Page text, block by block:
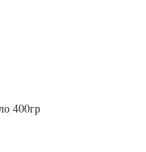
400гр